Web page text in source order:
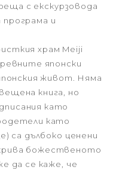
с екскурзовода
и
храм Meiji
японски
живот. Няма
книга, но
като
като
са дълбоко ценени
божественото
да се каже, че